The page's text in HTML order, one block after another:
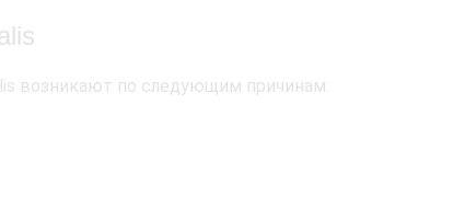
возникают по следующим причинам: